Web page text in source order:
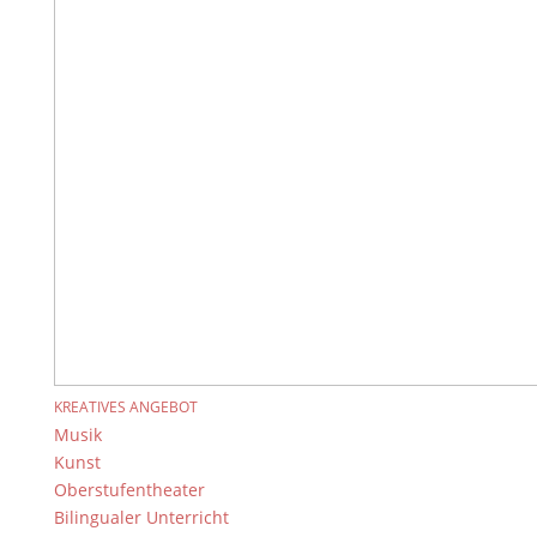
KREATIVES ANGEBOT
Musik
Kunst
Oberstufentheater
Bilingualer Unterricht
Kontaktieren Sie das Webteamhier.